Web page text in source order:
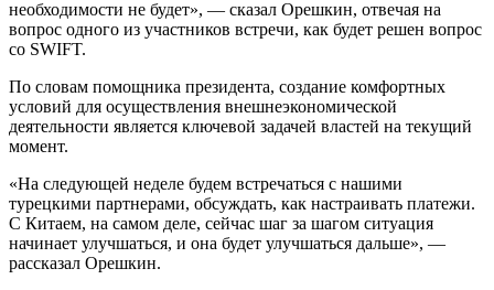
необходимости не будет», — сказал Орешкин, отвечая на
вопрос одного из участников встречи, как будет решен вопрос
со SWIFT.
По словам помощника президента, создание комфортных
условий для осуществления внешнеэкономической
деятельности является ключевой задачей властей на текущий
момент.
«На следующей неделе будем встречаться с нашими
турецкими партнерами, обсуждать, как настраивать платежи.
С Китаем, на самом деле, сейчас шаг за шагом ситуация
начинает улучшаться, и она будет улучшаться дальше», —
рассказал Орешкин.